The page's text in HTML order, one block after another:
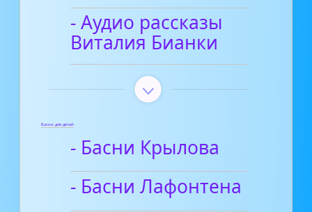
- Аудио рассказы
Виталия Бианки
Басни для детей
- Басни Крылова
- Басни Лафонтена